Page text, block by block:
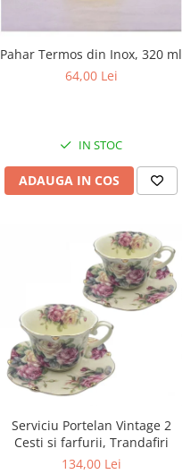
Pahar Termos din Inox, 320 ml
64,00 Lei
IN STOC
ADAUGA IN COS
Serviciu Portelan Vintage 2
Cesti si farfurii, Trandafiri
134,00 Lei